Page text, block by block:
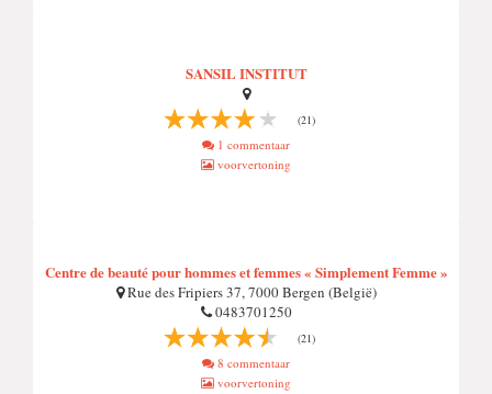
SANSIL INSTITUT
(21)
1 commentaar
voorvertoning
Centre de beauté pour hommes et femmes « Simplement Femme »
Rue des Fripiers 37, 7000 Bergen (België)
0483701250
(21)
8 commentaar
voorvertoning